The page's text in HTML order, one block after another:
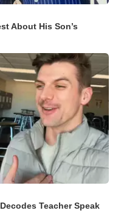
About His Son’s
Teacher Speak